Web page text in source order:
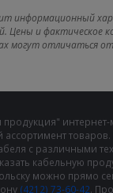
информационный
Цены и фактическое
могут отличаться
с различными
кабельную
можно прямо
(4212) 73-60-42.